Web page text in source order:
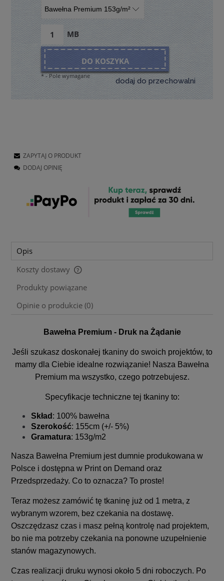
MB
DO KOSZYKA
dodaj do przechowalni
*- Pole wymagane
ZAPYTAJ O PRODUKT
DODAJ OPINIĘ
Opis
Koszty dostawy
Cena nie zawiera ewentualnych kosztów płatności
Produkty powiązane
Opinie o produkcie (0)
Bawełna Premium - Druk na Żądanie
Jeśli szukasz doskonałej tkaniny do swoich projektów, to
mamy dla Ciebie idealne rozwiązanie! Nasza Bawełna
Premium ma wszystko, czego potrzebujesz.
Specyfikacje techniczne tej tkaniny to:
Skład : 100% bawełna
Szerokość: 155cm (+/- 5%)
Gramatura: 153g/m2
Nasza Bawełna Premium jest dumnie produkowana w
Polsce i dostępna w Print on Demand oraz
Przedsprzedaży. Co to oznacza? To proste!
Teraz możesz zamówić tę tkaninę już od 1 metra, z
wybranym wzorem, bez czekania na dostawę.
Oszczędzasz czas i masz pełną kontrolę nad projektem,
bo nie ma potrzeby czekania na ponowne uzupełnienie
stanów magazynowych.
Czas realizacji druku wynosi około 5 dni roboczych. Po